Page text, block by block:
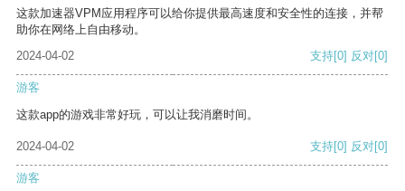
这款加速器VPM应用程序可以给你提供最高速度和安全性的连接，并帮
助你在网络上自由移动。
2024-04-02
支持[0] 反对[0]
游客
这款app的游戏非常好玩，可以让我消磨时间。
2024-04-02 支持[0] 反对[0]
游客